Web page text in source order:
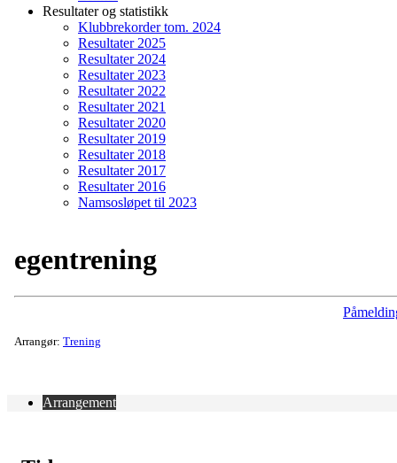
Resultater og statistikk
Klubbrekorder tom. 2024
Resultater 2025
Resultater 2024
Resultater 2023
Resultater 2022
Resultater 2021
Resultater 2020
Resultater 2019
Resultater 2018
Resultater 2017
Resultater 2016
Namsosløpet til 2023
egentrening
Arrangør: Trening
Arrangement